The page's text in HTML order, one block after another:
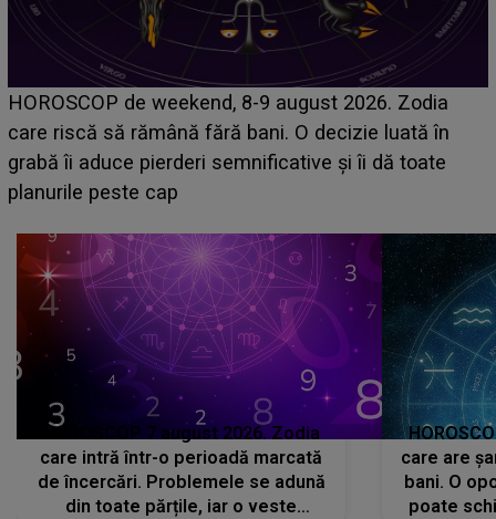
Emanuel a ținut ACEST DETALIU ASCUNS până
acum! În fața Alexandrei, concurentul din Casa Iubirii
face o MĂRTURISIRE NEAȘTEPTATĂ despre mama
sa: "I-am spus și ei în față, eu nu te iubesc pentru
HOROSCOP 7 august 2026. Zodia
care intră într-o perioadă marcată
de încercări. Problemele se adună
din toate părțile, iar o veste
care are
bani. O
poate